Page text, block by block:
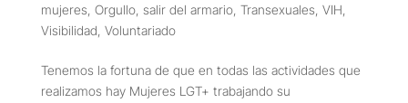
mujeres Orgullo, salir del armario, Transexuales VIH
Visibilidad Voluntariado
Tenemos la fortuna de que en todas las actividades que
realizamos hay Mujeres LGT+ trabajando su